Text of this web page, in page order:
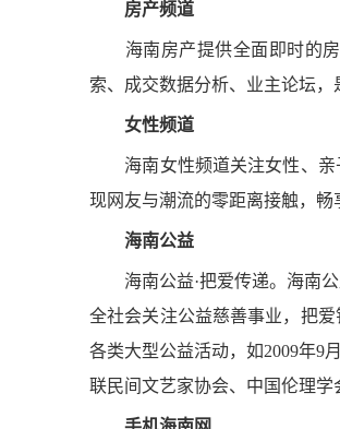
房产频道
海南房产提供全面即时的房
索、成交数据分析、业主论坛，
女性频道
海南女性频道关注女性、亲
现网友与潮流的零距离接触，畅
海南公益
海南公益·把爱传递。海南公
全社会关注公益慈善事业，把
各类大型公益活动，如2009年9
联民间文艺家协会、中国伦理学